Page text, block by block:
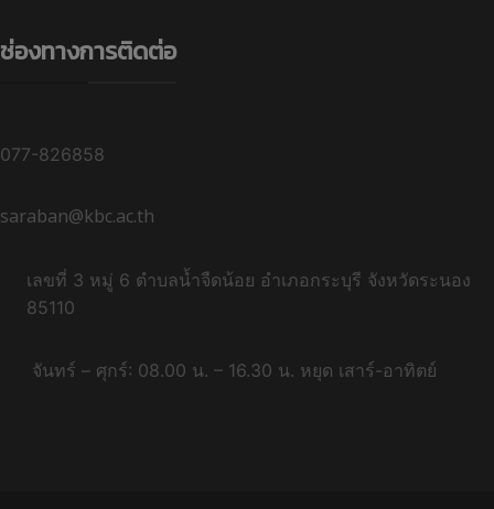
ช่องทางการติดต่อ
077-826858
saraban@kbc.ac.th
เลขที่ 3 หมู่ 6 ตำบลน้ำจืดน้อย อำเภอกระบุรี จังหวัดระนอง
85110
จันทร์ – ศุกร์: 08.00 น. – 16.30 น. หยุด เสาร์-อาทิตย์